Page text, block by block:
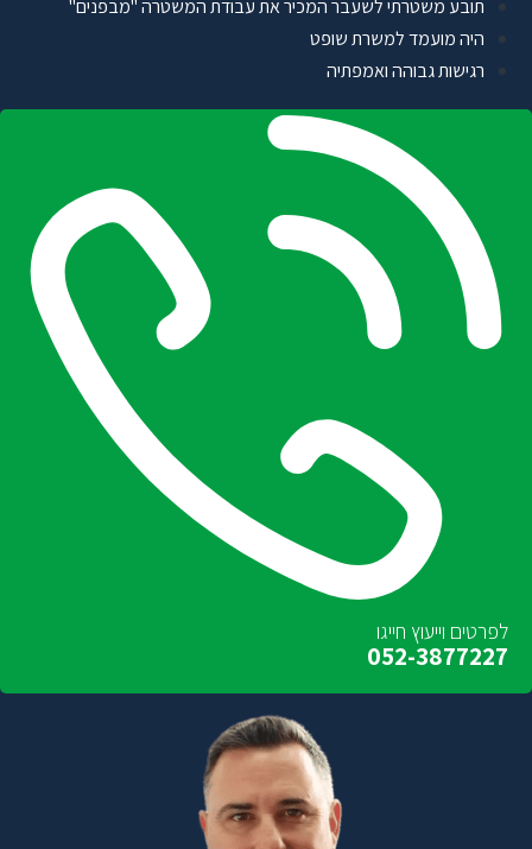
תובע משטרתי לשעבר המכיר את עבודת המשטרה "מבפנים"
היה מועמד למשרת שופט
רגישות גבוהה ואמפתיה
לפרטים וייעוץ חייגו
052-3877227